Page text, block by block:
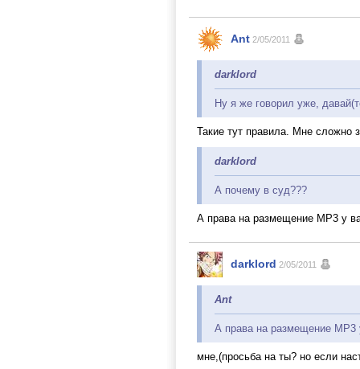
Ant 2/05/2011
darklord
Ну я же говорил уже,
Такие тут правила. Мне сложно
darklord
А почему в суд???
А права на размещение MP3 у
darklord 2/05/2011
Ant
А права на размещение MP3
мне,(просьба на ты? но если